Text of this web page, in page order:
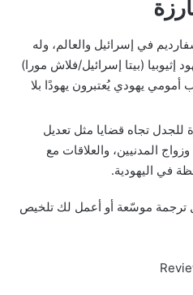
في إسرائيل والعالم، وله
(بيتا إسرائيل/فلاش مورا)
يهودي يُعتبرون يهودًا بلا
للجدل تجاه قضايا مثل تعديل
المدنيين، والعلاقات مع
في اليهودية.
ترجمة موسّعة أو أعمل لك تلخيص